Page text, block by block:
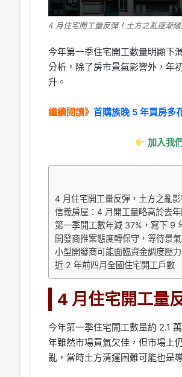
4 月住宅開工量反彈！土方之亂逐漸
今年第一季住宅開工數量明顯下
分析，除了房市景氣影響外，年
升。
繼續閱讀》 首購族晚 5 年買房多
加入我
4 月住宅開工量反彈，土方之亂
信義房屋：4 月開工量略高於去
第一季開工數年減 37%，寫下 9
開發商推案態度轉保守，等待景
小型開發商可能面臨資金調度壓力
近 2 年前四月全國住宅開工戶數
4 月住宅開工量
今年第一季住宅開工數量約 2.1
年雖然市場買氣欠佳，但市場上
亂，當時土方清運困難可能也是